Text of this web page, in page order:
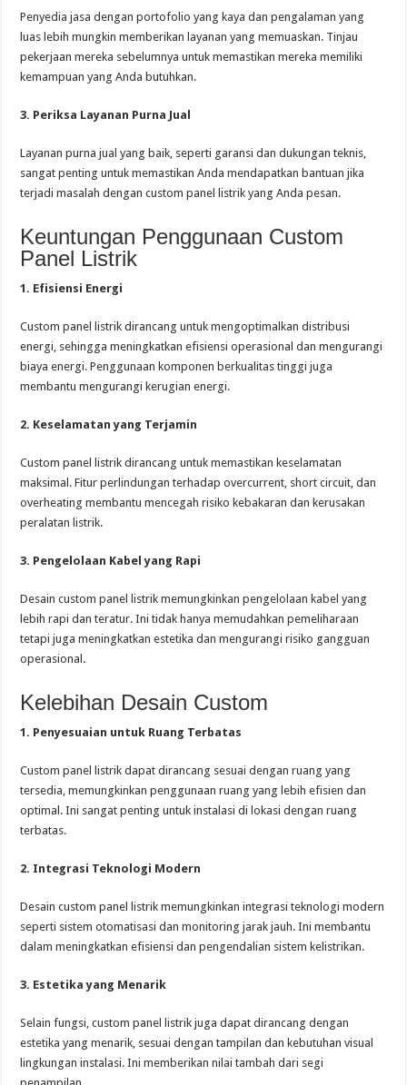
Penyedia jasa dengan portofolio yang kaya dan pengalaman yang
luas lebih mungkin memberikan layanan yang memuaskan. Tinjau
pekerjaan mereka sebelumnya untuk memastikan mereka memiliki
kemampuan yang Anda butuhkan.
3. Periksa Layanan Purna Jual
Layanan purna jual yang baik, seperti garansi dan dukungan teknis,
sangat penting untuk memastikan Anda mendapatkan bantuan jika
terjadi masalah dengan custom panel listrik yang Anda pesan.
Keuntungan Penggunaan Custom
Panel Listrik
1. Efisiensi Energi
Custom panel listrik dirancang untuk mengoptimalkan distribusi
energi, sehingga meningkatkan efisiensi operasional dan mengurangi
biaya energi. Penggunaan komponen berkualitas tinggi juga
membantu mengurangi kerugian energi.
2. Keselamatan yang Terjamin
Custom panel listrik dirancang untuk memastikan keselamatan
maksimal. Fitur perlindungan terhadap overcurrent, short circuit, dan
overheating membantu mencegah risiko kebakaran dan kerusakan
peralatan listrik.
3. Pengelolaan Kabel yang Rapi
Desain custom panel listrik memungkinkan pengelolaan kabel yang
lebih rapi dan teratur. Ini tidak hanya memudahkan pemeliharaan
tetapi juga meningkatkan estetika dan mengurangi risiko gangguan
operasional.
Kelebihan Desain Custom
1. Penyesuaian untuk Ruang Terbatas
Custom panel listrik dapat dirancang sesuai dengan ruang yang
tersedia, memungkinkan penggunaan ruang yang lebih efisien dan
optimal. Ini sangat penting untuk instalasi di lokasi dengan ruang
terbatas.
2. Integrasi Teknologi Modern
Desain custom panel listrik memungkinkan integrasi teknologi modern
seperti sistem otomatisasi dan monitoring jarak jauh. Ini membantu
dalam meningkatkan efisiensi dan pengendalian sistem kelistrikan.
3. Estetika yang Menarik
Selain fungsi, custom panel listrik juga dapat dirancang dengan
estetika yang menarik, sesuai dengan tampilan dan kebutuhan visual
lingkungan instalasi. Ini memberikan nilai tambah dari segi